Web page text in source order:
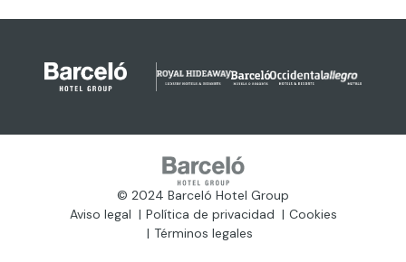
© 2024 Barceló Hotel Group
Aviso legal
Política de privacidad
Cookies
Términos legales